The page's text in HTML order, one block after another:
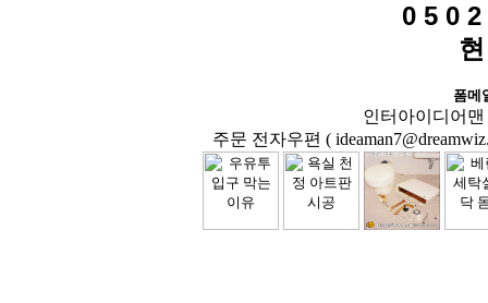
0 5 0
폼메
인터아이디어맨
주문 전자우편 (